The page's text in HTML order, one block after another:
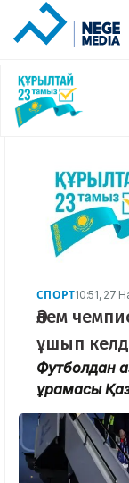
СПОРТ10:51, 27
Әлем
ұшып
Футболдан
құрамасы